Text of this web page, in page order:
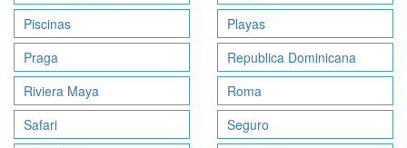
Piscinas
Playas
Praga
Republica Dominicana
Riviera Maya
Roma
Safari
Seguro